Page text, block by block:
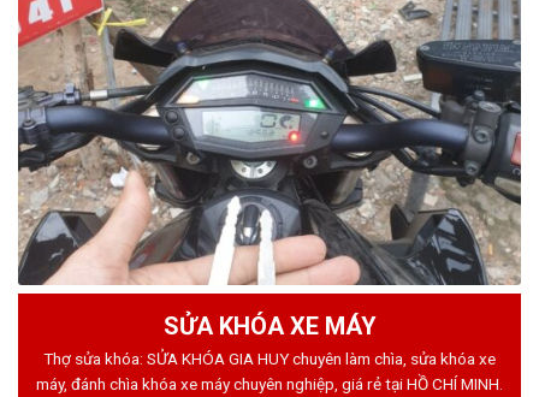
SỬA KHÓA XE MÁY
Thợ sửa khóa: SỬA KHÓA GIA HUY chuyên làm chìa, sửa khóa xe
máy, đánh chìa khóa xe máy chuyên nghiệp, giá rẻ tại HỒ CHÍ MINH.